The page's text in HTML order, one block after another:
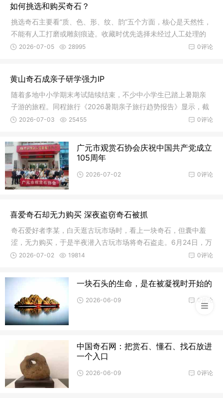
如何挑选和购买奇石？
挑选奇石主要看“质、色、形、纹、韵”五个方面，‌核心是天然性，
不能有人工打磨或雕刻痕迹‌。收藏时优先选择未经过人工处理的
0评论
2026-07-05 28995
黄山奇石成亲子研学强力IP
随着多地中小学期末考试陆续结束，不少中小学生已踏上暑期亲
子游的旅程。同程旅行《2026暑期亲子旅行趋势报告》显示，截
至7月2日
0评论
2026-07-03 25455
广元市观赏石协会庆祝中国共产党成立
105周年
0评论
2026-07-02
喜爱奇石却无力购买 深夜盗窃奇石被抓
奇石爱好者李某，白天逛古玩市场时，看上一块奇石，但囊中羞
涩，无力购买，于是半夜潜入古玩市场将奇石盗走。6月24日，万
柏林警
0评论
2026-07-02 19814
一块石头的生命，是在被凝视时开始的
0评论
2026-06-09
中国奇石网：把赏石、懂石、找石放进
一个入口
0评论
2026-06-09